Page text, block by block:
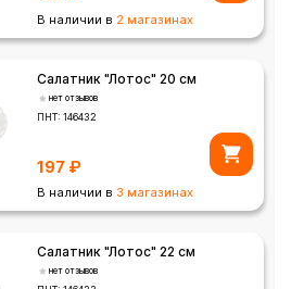
В наличии в 2 магазинах
Салатник "Лотос" 20 см
нет отзывов
ПНТ:146432
197 ₽
В наличии в 3 магазинах
Салатник "Лотос" 22 см
нет отзывов